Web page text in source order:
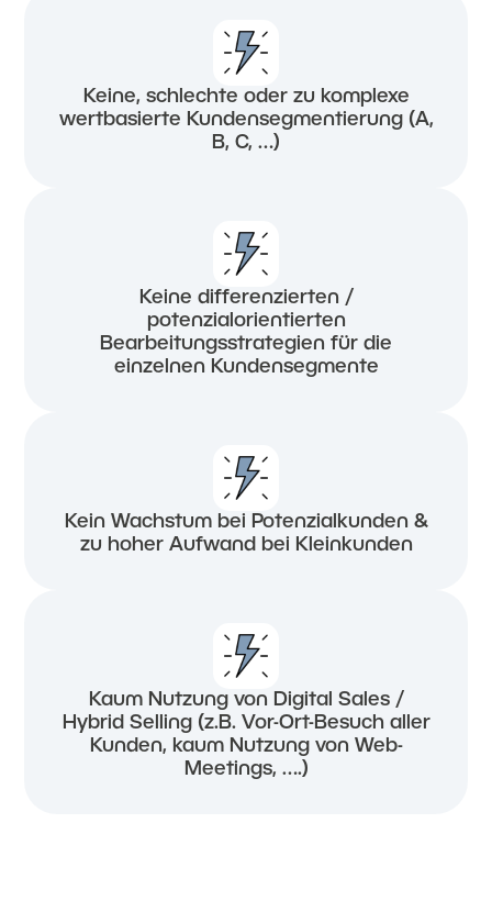
Keine, schlechte oder zu komplexe
wertbasierte Kundensegmentierung (A,
B, C, …)
Keine differenzierten /
potenzialorientierten
Bearbeitungsstrategien für die
einzelnen Kundensegmente
Kein Wachstum bei Potenzialkunden &
zu hoher Aufwand bei Kleinkunden
Kaum Nutzung von Digital Sales /
Hybrid Selling (z.B. Vor-Ort-Besuch aller
Kunden, kaum Nutzung von Web-
Meetings, ….)